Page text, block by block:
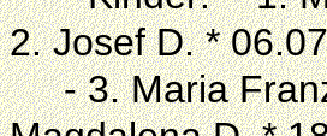
2. Josef D. *
- 3. Maria